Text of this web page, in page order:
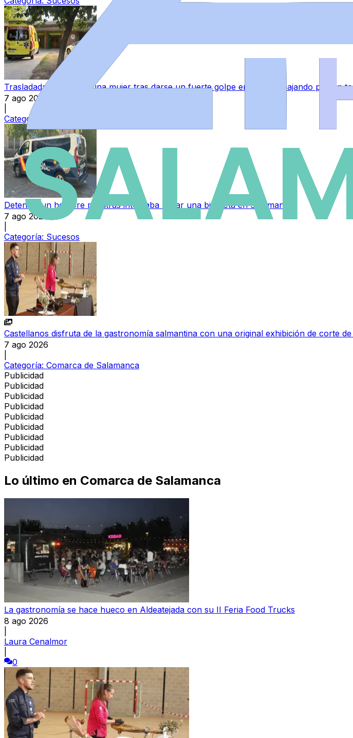
Trasladada al hospital una mujer tras darse un fuerte golpe en la nuca bajando por un
7 ago 2026
Categoría:
Detenido un hombre mientras intentaba robar una bicicleta en Salamanca
7 ago 2026
Categoría: Sucesos
Castellanos disfruta de la gastronomía salmantina con una original exhibición de corte
7 ago 2026
Categoría: Comarca de Salamanca
Publicidad
Publicidad
Publicidad
Publicidad
Publicidad
Publicidad
Publicidad
Publicidad
Publicidad
Lo último en Comarca de Salamanca
La gastronomía se hace hueco en Aldeatejada con su II Feria Food Trucks
8 ago 2026
Laura Cenalmor
0